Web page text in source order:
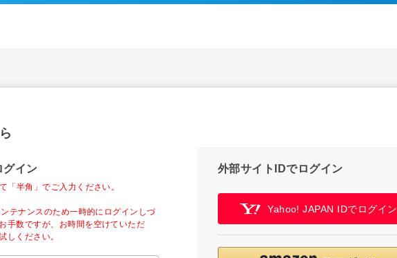
グイン
半角」でご入力ください。
テナンスのため一時的にログインしづ
手数ですが、お時間を空けていただ
しください。
外部サイトIDでログイン
Yahoo! JAPAN IDでログイン